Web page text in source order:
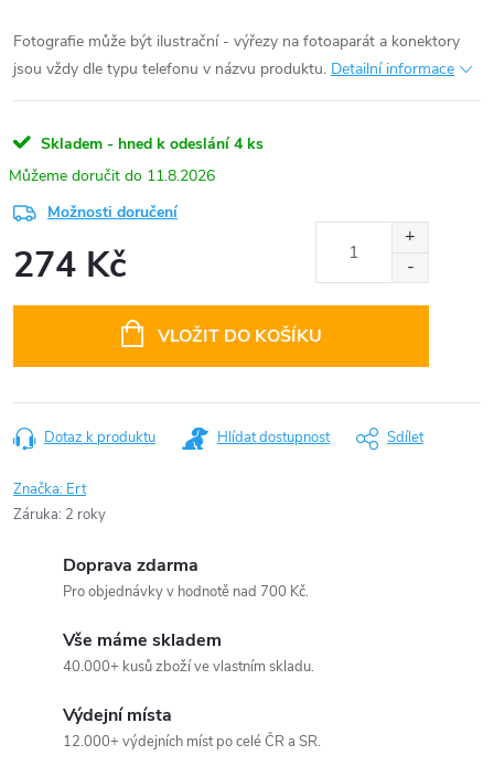
Fotografie může být ilustrační - výřezy na fotoaparát a konektory
jsou vždy dle typu telefonu v názvu produktu. Detailní informace
Skladem - hned k odeslání 4 ks
11.8.2026
Možnosti doručení
274 Kč
VLOŽIT DO KOŠÍKU
Dotaz k produktu Hlídat dostupnost Sdílet
Značka: Ert
Záruka: 2 roky
Doprava zdarma
Pro objednávky v hodnotě nad 700 Kč.
Vše máme skladem
40.000+ kusů zboží ve vlastním skladu.
Výdejní místa
12.000+ výdejních míst po celé ČR a SR.